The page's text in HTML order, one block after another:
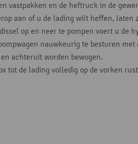
vastpakken en de heftruck in de
aan of u de lading wilt heffen, laten
op en neer te pompen voert u de
nauwkeurig te besturen
achteruit worden bewogen.
tot de lading volledig op de vorken